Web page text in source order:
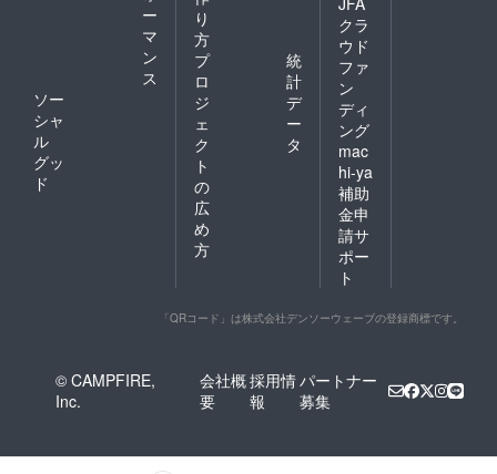
ー
マ
ン
ス
ソー
シャ
ル
グッ
ド
り
方
プ
ロ
ジ
ェ
ク
ト
の
広
め
方
統
計
デ
ー
タ
クラ
ウド
ファ
ン
ディ
ング
mac
hi-ya
補助
金申
請サ
ポー
ト
「QRコード」は株式会社デンソーウェーブの登録商標です。
© CAMPFIRE,
Inc.
会社概
要
採用情
報
パートナー
募集